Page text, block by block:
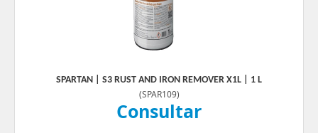
SPARTAN | S3 RUST AND IRON REMOVER X1L | 1 L
(SPAR109)
Consultar